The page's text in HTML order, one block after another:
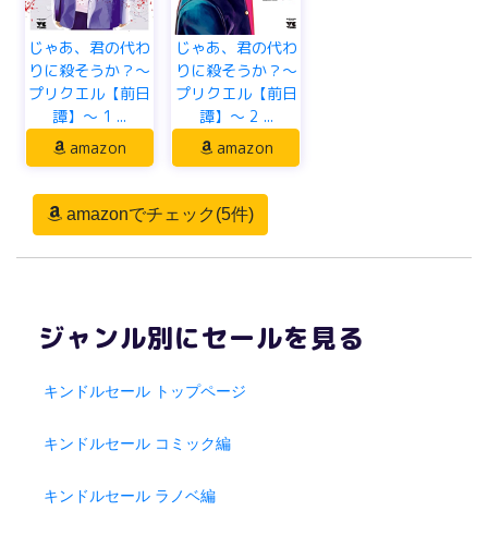
じゃあ、君の代わ
りに殺そうか？～
プリクエル【前日
譚】～ 1 ...
amazon
じゃあ、君の代わ
りに殺そうか？～
プリクエル【前日
譚】～ 2 ...
amazon
amazonでチェック(5件)
ジャンル別にセールを見る
キンドルセール トップページ
キンドルセール コミック編
キンドルセール ラノベ編